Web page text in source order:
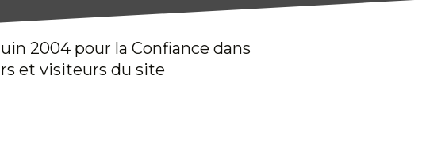
2004 pour la Confiance dans
et visiteurs du site